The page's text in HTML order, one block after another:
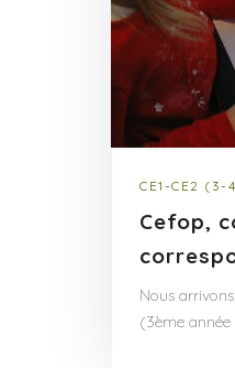
CE1-CE2 (3-
Cefop,
Nous
(3ème